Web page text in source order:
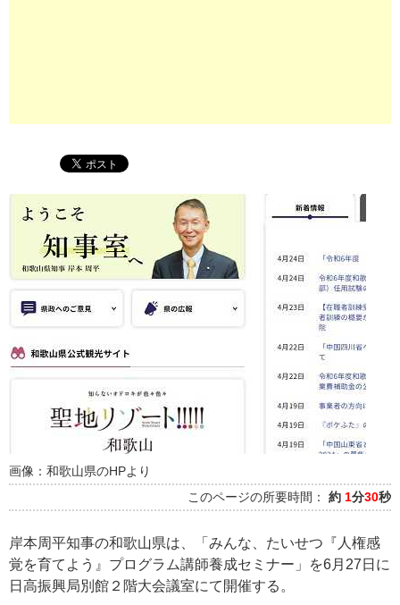
画像：和歌山県のHPより
このページの所要時間： 約 1分30秒
岸本周平知事の和歌山県は、「みんな、たいせつ『人権感
覚を育てよう』プログラム講師養成セミナー」を6月27日に
日高振興局別館２階大会議室にて開催する。